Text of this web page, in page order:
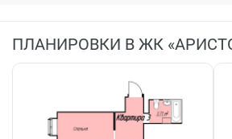
ПЛАНИРОВКИ В ЖК